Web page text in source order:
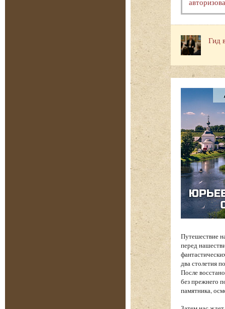
Гид
Путешествие
перед
два столетия
После
без прежнего
памятника,